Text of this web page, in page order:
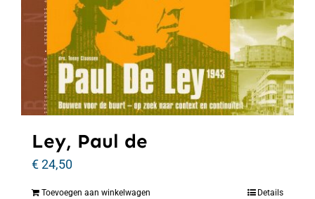
Ley, Paul de
€24,50
Toevoegen aan winkelwagen Details